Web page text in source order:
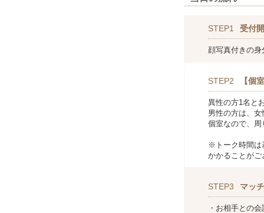
STEP1 受付
顔写真付きの
STEP2 【個
異性の方1名と
男性の方は、
個室なので、
※トーク時間は
かかることがご
STEP3 マッ
・お相手との